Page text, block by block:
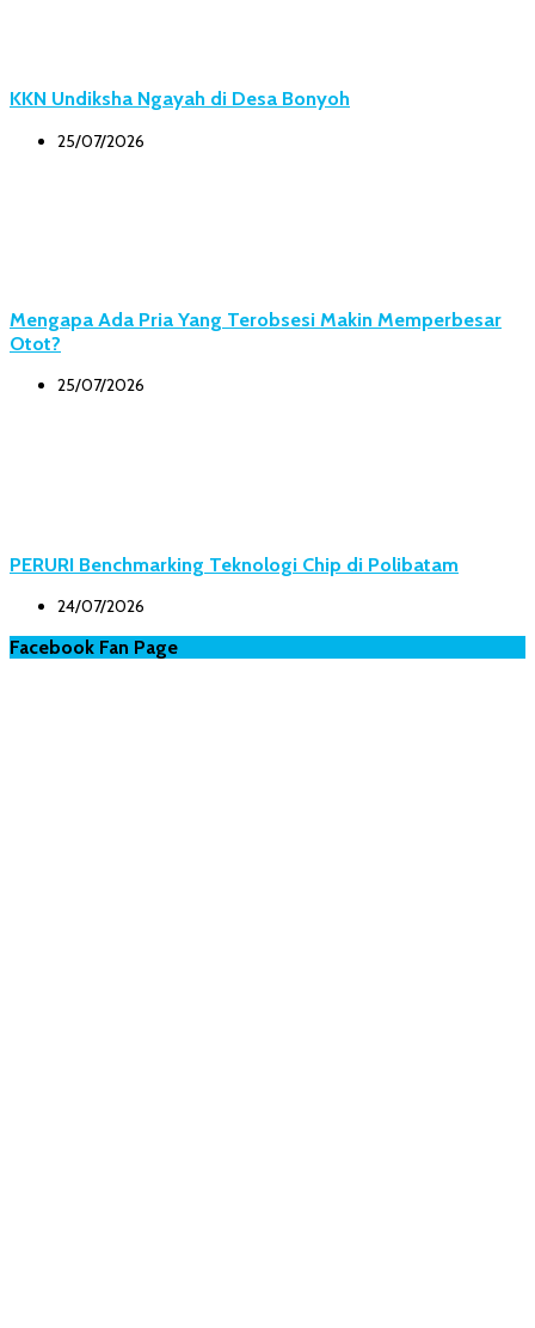
KKN Undiksha Ngayah di Desa Bonyoh
25/07/2026
Mengapa Ada Pria Yang Terobsesi Makin Memperbesar
Otot?
25/07/2026
PERURI Benchmarking Teknologi Chip di Polibatam
24/07/2026
Facebook Fan Page